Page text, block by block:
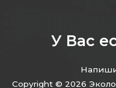
У Вас
Copyright © 2026